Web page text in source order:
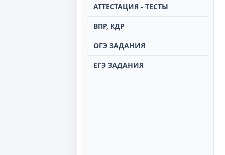
АТТЕСТАЦИЯ - ТЕСТЫ
ВПР, КДР
ОГЭ ЗАДАНИЯ
ЕГЭ ЗАДАНИЯ